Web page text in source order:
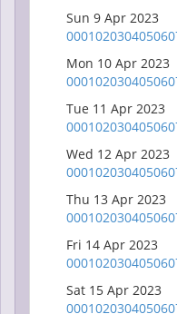
Sun 9 Apr 2023
00010203040506
Mon 10 Apr 2023
00010203040506
Tue 11 Apr 2023
00010203040506
Wed 12 Apr 2023
00010203040506
Thu 13 Apr 2023
00010203040506
Fri 14 Apr 2023
00010203040506
Sat 15 Apr 2023
00010203040506